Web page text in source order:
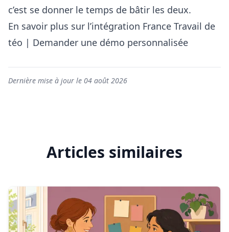
c’est se donner le temps de bâtir les deux.
En savoir plus sur l’intégration France Travail de
téo | Demander une démo personnalisée
Dernière mise à jour le 04 août 2026
Articles similaires